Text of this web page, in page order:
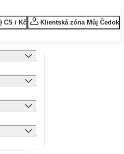
CS / Kč Klientská zóna Můj Čedok